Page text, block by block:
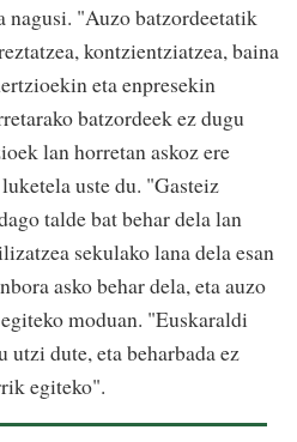
nagusi. "Auzo batzordeetatik
kontzientziatzea, baina
eta enpresekin
batzordeek ez dugu
lan horretan askoz ere
uste du. "Gasteiz
talde bat behar dela lan
sekulako lana dela esan
asko behar dela, eta auzo
moduan. "Euskaraldi
utzi dute, eta beharbada ez
egiteko".